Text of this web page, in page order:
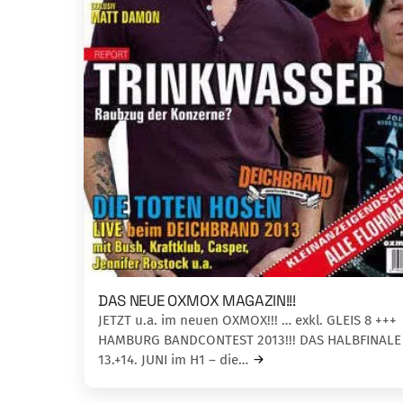
DAS NEUE OXMOX MAGAZIN!!!
JETZT u.a. im neuen OXMOX!!! … exkl. GLEIS 8 +++
HAMBURG BANDCONTEST 2013!!! DAS
13.+14. JUNI im H1 – die…